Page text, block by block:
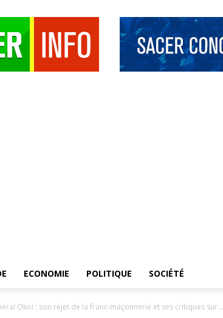
ECONOMIE POLITIQUE SOCIÉTÉ
Okoi : son rejet de la franc-maçonnerie et ses critiques sur...